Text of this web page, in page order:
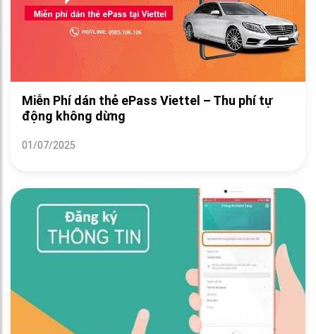
Miễn Phí dán thẻ ePass Viettel – Thu phí tự
động không dừng
01/07/2025